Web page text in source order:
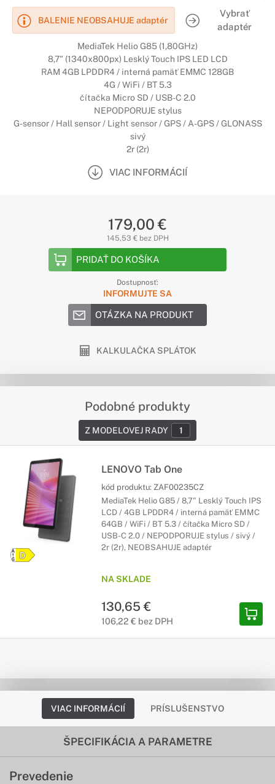
BALENIE NEOBSAHUJE adaptér
Vybrať
adaptér
MediaTek Helio G85 (1,80GHz)
8,7" (1340x800px) Lesklý Touch IPS LED LCD
RAM 4GB LPDDR4 / interná pamäť EMMC 128GB
4G / WiFi / BT 5.3
čítačka Micro SD / USB-C 2.0
NEPODPORUJE stylus
G-sensor / Hall sensor / Light sensor / GPS / A-GPS / GLONASS
sivý
2r (2r)
VIAC INFORMÁCIÍ
179,00 €
145,53 € bez DPH
PRIDAŤ DO KOŠÍKA
Dostupnosť:
INFORMUJTE SA
OTÁZKA NA PRODUKT
KALKULAČKA SPLÁTOK
Podobné produkty
Z MODELOVEJ RADY 1
LENOVO Tab One
kód produktu: ZAF00235CZ
MediaTek Helio G85 / 8,7" Lesklý Touch IPS
LCD / 4GB LPDDR4 / interná pamäť EMMC
64GB / WiFi / BT 5.3 / čítačka Micro SD /
USB-C 2.0 / NEPODPORUJE stylus / sivý /
2r (2r), NEOBSAHUJE adaptér
NA SKLADE
130,65 €
106,22 € bez DPH
VIAC INFORMÁCIÍ PRÍSLUŠENSTVO
ŠPECIFIKÁCIA A PARAMETRE
Prevedenie